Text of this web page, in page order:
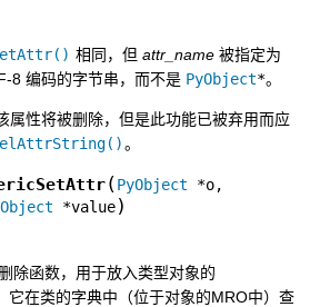
相同，但 attr_name 被指定为
8 编码的字节串，而不是 PyObject*。
属性将被删除，但是此功能已被弃用而应
。
(PyObject *o,
*value)
除函数，用于放入类型对象的
它在类的字典中（位于对象的MRO中）查